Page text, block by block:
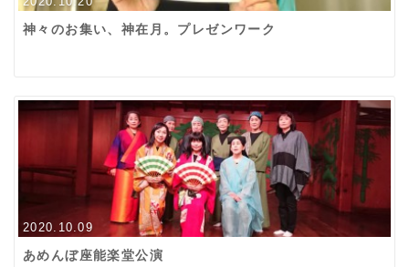
神々のお集い、神在月。プレゼンワーク
2020.10.09
あめんぼ座能楽堂公演